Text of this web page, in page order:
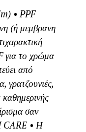
• PPF
(ή μεμβρανη
για το χρώμα
από
γρατζουνιές,
καθημερινής
σαν
CARE • Η